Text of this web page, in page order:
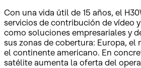
Con una vida útil de 15 años, el
servicios de contribución de vídeo
como soluciones empresariales y
sus zonas de cobertura: Europa, el
el continente americano. En
satélite aumenta la oferta del